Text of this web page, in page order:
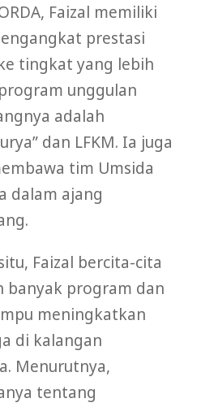
Faizal memiliki
prestasi
tingkat yang lebih
unggulan
adalah
dan LFKM. Ia juga
tim Umsida
dalam ajang
Faizal bercita-cita
banyak program dan
meningkatkan
di kalangan
Menurutnya,
tentang